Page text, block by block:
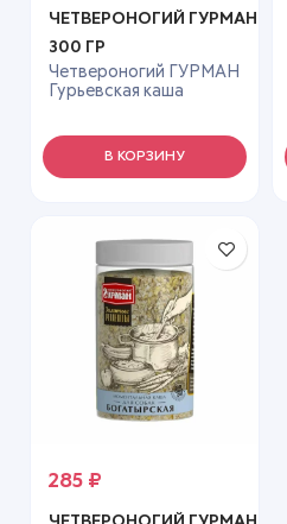
ЧЕТВЕРОНОГИЙ ГУРМАН
300 ГР
Четвероногий ГУРМАН
Гурьевская каша
В КОРЗИНУ
285 ₽